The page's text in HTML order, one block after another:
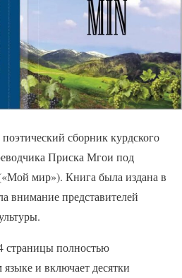
сборник курдского
Приска Мгои под
мир»). Книга была издана в
внимание представителей
полностью
и включает десятки